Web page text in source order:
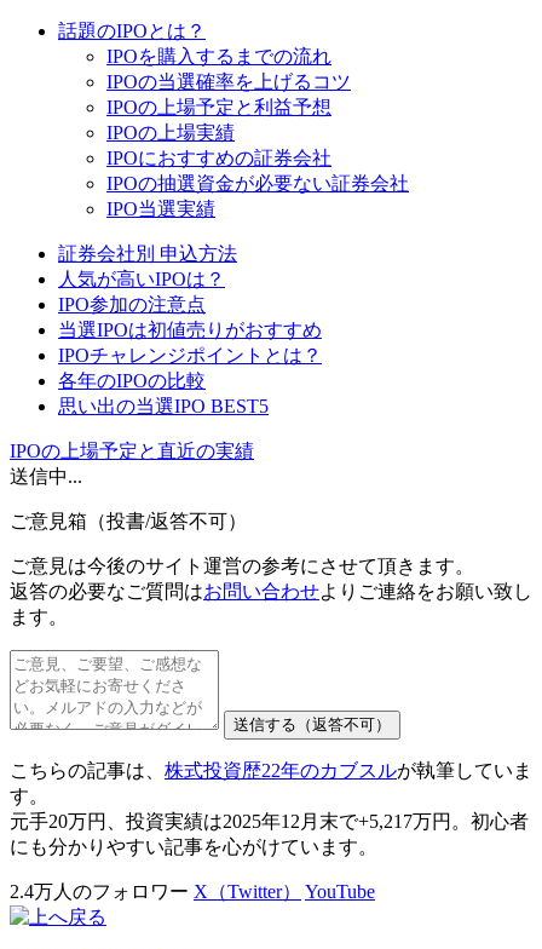
話題のIPOとは？
IPOを購入するまでの流れ
IPOの当選確率を上げるコツ
IPOの上場予定と利益予想
IPOの上場実績
IPOにおすすめの証券会社
IPOの抽選資金が必要ない証券会社
IPO当選実績
証券会社別 申込方法
人気が高いIPOは？
IPO参加の注意点
当選IPOは初値売りがおすすめ
IPOチャレンジポイントとは？
各年のIPOの比較
思い出の当選IPO BEST5
IPOの上場予定と直近の実績
送信中...
ご意見箱（投書/返答不可）
ご意見は今後のサイト運営の参考にさせて頂きます。
返答の必要なご質問はお問い合わせよりご連絡をお願い致し
ます。
こちらの記事は、 株式投資歴22年のカブスルが執筆していま
す。
元手20万円、投資実績は2025年12月末で+5,217万円。初心者
にも分かりやすい記事を心がけています。
2.4万人のフォロワー X（Twitter） YouTube